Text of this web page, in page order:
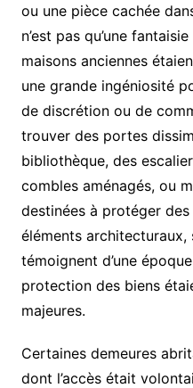
ou une pièce cachée
n’est pas qu’une
maisons anciennes
une grande ingéniosité
de discrétion ou de
trouver des portes
bibliothèque, des
combles aménagés, ou
destinées à protéger
éléments architecturaux,
témoignent d’une
protection des biens
majeures.
Certaines demeures
dont l’accès était